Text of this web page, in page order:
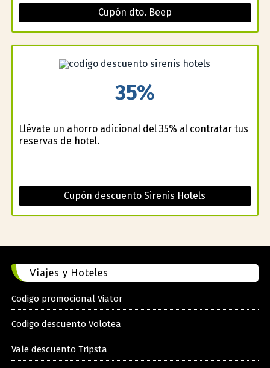
Cupón dto. Beep
35%
Llévate un ahorro adicional del 35% al contratar tus
reservas de hotel.
Cupón descuento Sirenis Hotels
Viajes y Hoteles
Codigo promocional Viator
Codigo descuento Volotea
Vale descuento Tripsta